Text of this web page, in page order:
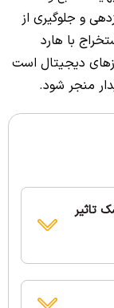
و جلوگیری از
با هارد
دیجیتال است
منجر شود.
تاثیر